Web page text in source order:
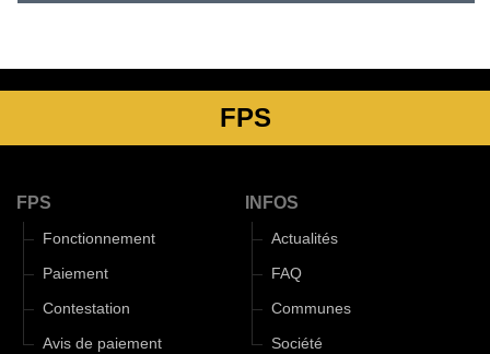
FPS
FPS
Fonctionnement
Paiement
Contestation
Avis de paiement
INFOS
Actualités
FAQ
Communes
Société